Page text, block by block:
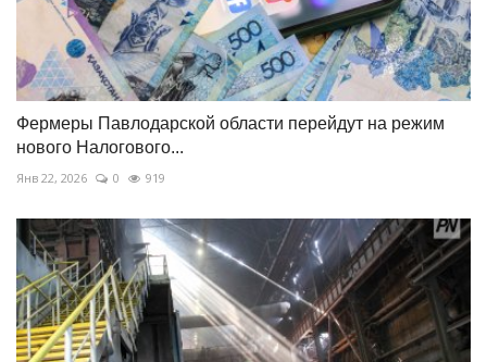
Фермеры Павлодарской области перейдут на режим
нового Налогового...
Янв 22, 2026 0 919